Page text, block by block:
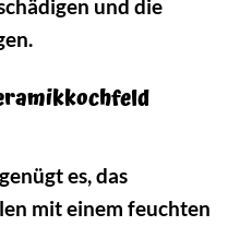
und die
es, das
mit einem feuchten